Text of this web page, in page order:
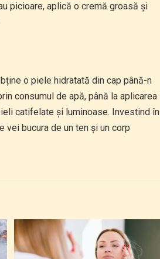
picioare, aplică o cremă groasă și
o piele hidratată din cap până-n
consumul de apă, până la aplicarea
catifelate și luminoase. Investind în
bucura de un ten și un corp